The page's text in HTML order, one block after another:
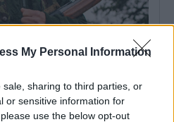
My Personal Information
sharing to third parties, or
or sensitive information for
use the below opt-out